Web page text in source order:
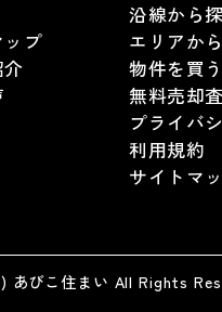
ップ
沿線から
エリアか
物件を買う
無料売却
プライバ
利用規約
サイトマ
あびこ住まい All Rights